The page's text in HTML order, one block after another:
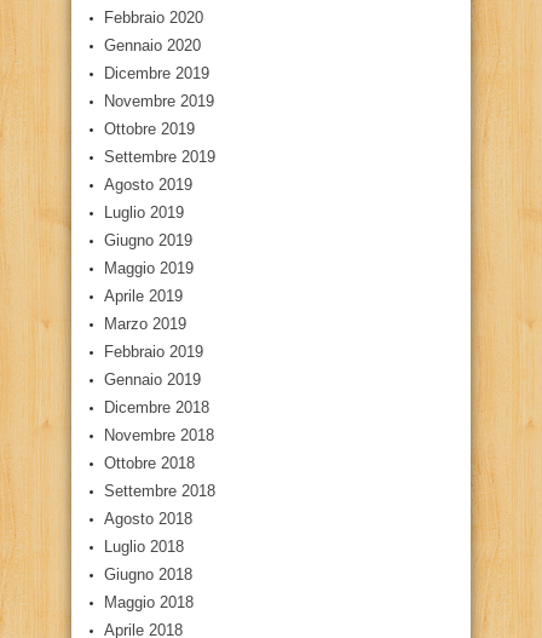
Febbraio 2020
Gennaio 2020
Dicembre 2019
Novembre 2019
Ottobre 2019
Settembre 2019
Agosto 2019
Luglio 2019
Giugno 2019
Maggio 2019
Aprile 2019
Marzo 2019
Febbraio 2019
Gennaio 2019
Dicembre 2018
Novembre 2018
Ottobre 2018
Settembre 2018
Agosto 2018
Luglio 2018
Giugno 2018
Maggio 2018
Aprile 2018